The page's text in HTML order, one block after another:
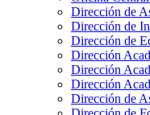
Dirección de
Dirección de
Dirección de
Dirección
Dirección
Dirección
Dirección de